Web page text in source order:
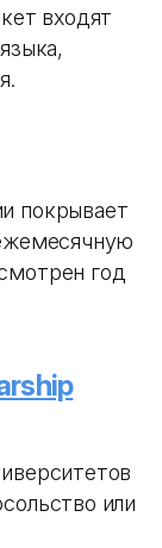
входят
покрывает
год
или